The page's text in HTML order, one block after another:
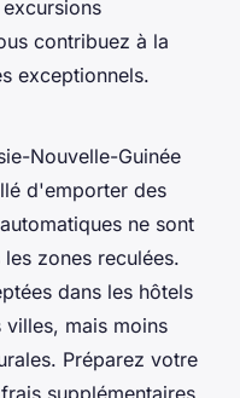
contribuez à la
exceptionnels.
Nouvelle-Guinée
d'emporter des
ne sont
zones reculées.
dans les hôtels
villes, mais moins
Préparez votre